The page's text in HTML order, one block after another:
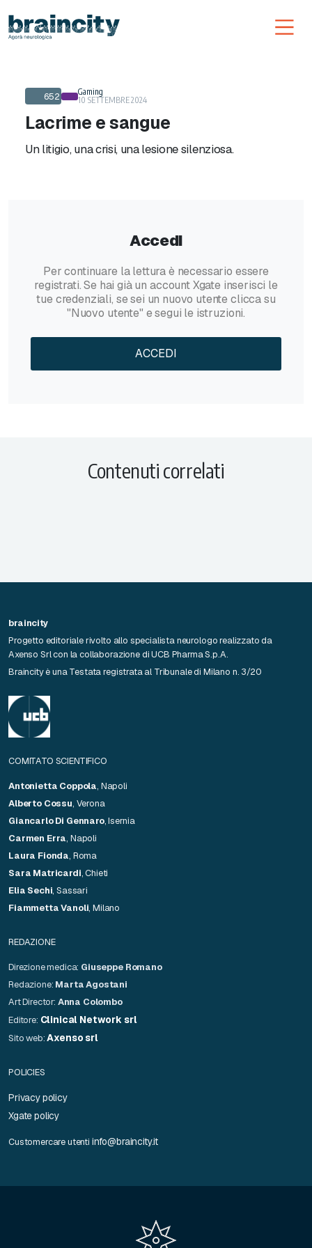
652
Gaming
10 SETTEMBRE 2024
Lacrime e sangue
Un litigio, una crisi, una lesione silenziosa.
Accedi
Per continuare la lettura è necessario essere
registrati. Se hai già un account Xgate inserisci le
tue credenziali, se sei un nuovo utente clicca su
"Nuovo utente" e segui le istruzioni.
ACCEDI
Contenuti correlati
braincity
Progetto editoriale rivolto allo specialista neurologo realizzato da
Axenso Srl con la collaborazione di UCB Pharma S.p.A.
Braincity è una Testata registrata al Tribunale di Milano n. 3/20
COMITATO SCIENTIFICO
Antonietta Coppola, Napoli
Alberto Cossu, Verona
Giancarlo Di Gennaro, Isernia
Carmen Erra, Napoli
Laura Fionda, Roma
Sara Matricardi, Chieti
Elia Sechi, Sassari
Fiammetta Vanoli, Milano
REDAZIONE
Direzione medica: Giuseppe Romano
Redazione: Marta Agostani
Art Director: Anna Colombo
Editore: Clinical Network srl
Sito web:Axenso srl
POLICIES
Privacy policy
Xgate policy
Customercare utenti info@braincity.it